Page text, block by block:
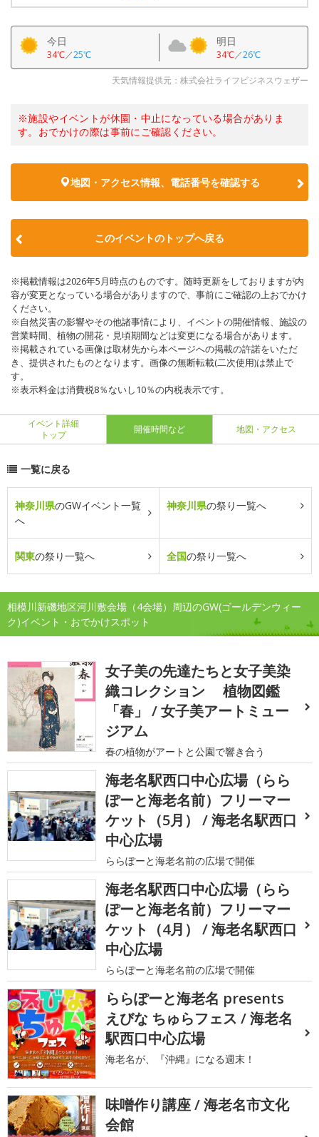
今日
34℃／25℃
明日
34℃／26℃
天気情報提供元：株式会社ライフビジネスウェザー
※施設やイベントが休園・中止になっている場合がありま
す。おでかけの際は事前にご確認ください。
地図・アクセス情報、電話番号を確認する
このイベントのトップへ戻る
※掲載情報は2026年5月時点のものです。随時更新をしておりますが内
容が変更となっている場合がありますので、事前にご確認の上おでかけ
ください。
※自然災害の影響やその他諸事情により、イベントの開催情報、施設の
営業時間、植物の開花・見頃期間などは変更になる場合があります。
※掲載されている画像は取材先から本ページへの掲載の許諾をいただ
き、提供されたものとなります。画像の無断転載(二次使用)は禁止で
す。
※表示料金は消費税8％ないし10％の内税表示です。
イベント詳細
トップ
開催時間など 地図・アクセス
一覧に戻る
神奈川県のGWイベント一覧
へ
神奈川県の祭り一覧へ
関東の祭り一覧へ 全国の祭り一覧へ
相模川新磯地区河川敷会場（4会場）周辺のGW(ゴールデンウィー
ク)イベント・おでかけスポット
女子美の先達たちと女子美染
織コレクション 植物図鑑
「春」 / 女子美アートミュー
ジアム
春の植物がアートと公園で響き合う
海老名駅西口中心広場（らら
ぽーと海老名前）フリーマー
ケット（5月） / 海老名駅西口
中心広場
ららぽーと海老名前の広場で開催
海老名駅西口中心広場（らら
ぽーと海老名前）フリーマー
ケット（4月） / 海老名駅西口
中心広場
ららぽーと海老名前の広場で開催
ららぽーと海老名 presents
えびな ちゅらフェス / 海老名
駅西口中心広場
海老名が、『沖縄』になる週末！
味噌作り講座 / 海老名市文化
会館